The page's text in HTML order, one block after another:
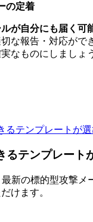
の定着
が自分にも届く可
な報告・対応が
なものにしましょ
るテンプレート
新の標的型攻撃
けます。